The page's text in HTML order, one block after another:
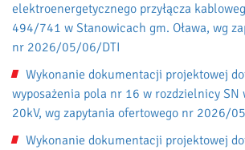
elektroenergetycznego przyłącza
494/741 w Stanowicach gm. Oława, wg
nr 2026/05/06/DTI
Wykonanie dokumentacji projektowej
wyposażenia pola nr 16 w rozdzielnicy SN
20kV, wg zapytania ofertowego nr 2026/
Wykonanie dokumentacji projektowej